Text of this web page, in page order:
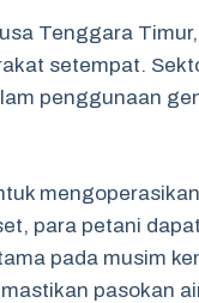
Tenggara
setempat.
penggunaan
para petani
pada musim
pasokan